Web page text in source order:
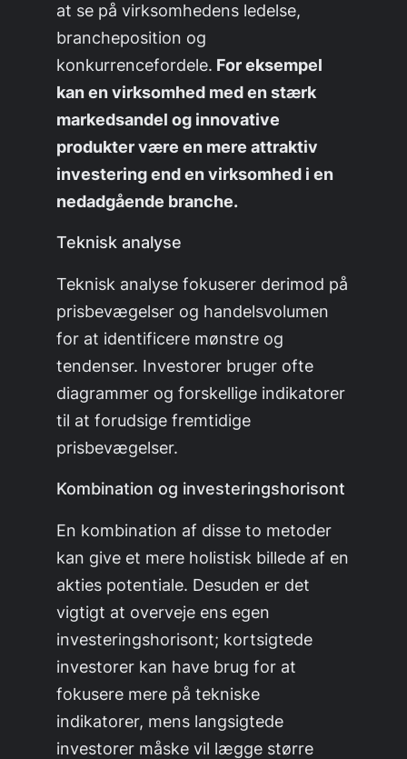
at se på virksomhedens ledelse,
brancheposition og
konkurrencefordele. For eksempel
kan en virksomhed med en stærk
markedsandel og innovative
produkter være en mere attraktiv
investering end en virksomhed i en
nedadgående branche.
Teknisk analyse
Teknisk analyse fokuserer derimod på
prisbevægelser og handelsvolumen
for at identificere mønstre og
tendenser. Investorer bruger ofte
diagrammer og forskellige indikatorer
til at forudsige fremtidige
prisbevægelser.
Kombination og investeringshorisont
En kombination af disse to metoder
kan give et mere holistisk billede af en
akties potentiale. Desuden er det
vigtigt at overveje ens egen
investeringshorisont; kortsigtede
investorer kan have brug for at
fokusere mere på tekniske
indikatorer, mens langsigtede
investorer måske vil lægge større